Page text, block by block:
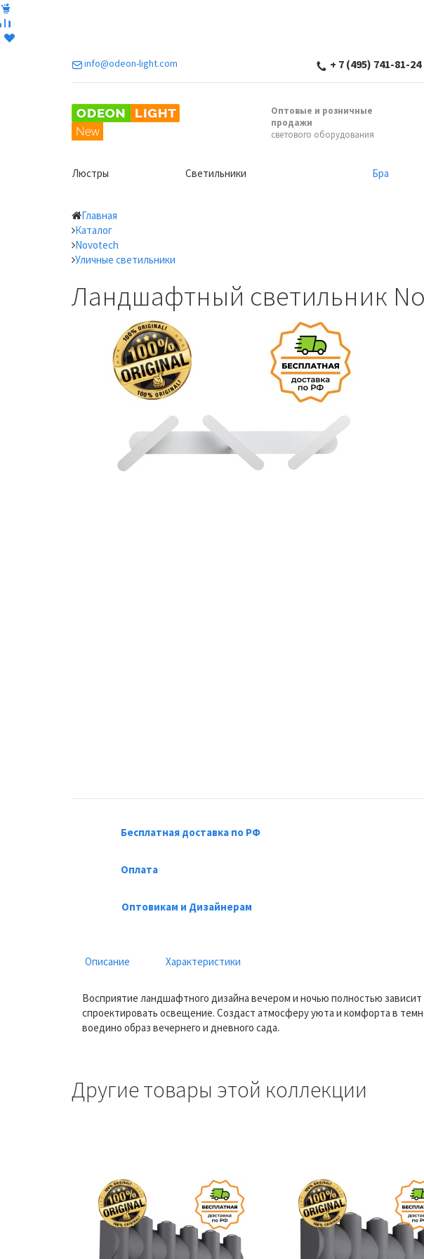
info@odeon-light.com + 7 (495) 741-81-24
Оптовые и розничные
продажи
светового оборудования
Люстры Светильники Бра
Главная
Каталог
Novotech
Уличные светильники
Ландшафтный светильник
Бесплатная доставка по РФ
Оплата
Оптовикам и Дизайнерам
Описание Характеристики
Восприятие ландшафтного дизайна вечером и ночью полностью
спроектировать освещение. Создаст атмосферу уюта и комфорта в
воедино образ вечернего и дневного сада.
Другие товары этой коллекции